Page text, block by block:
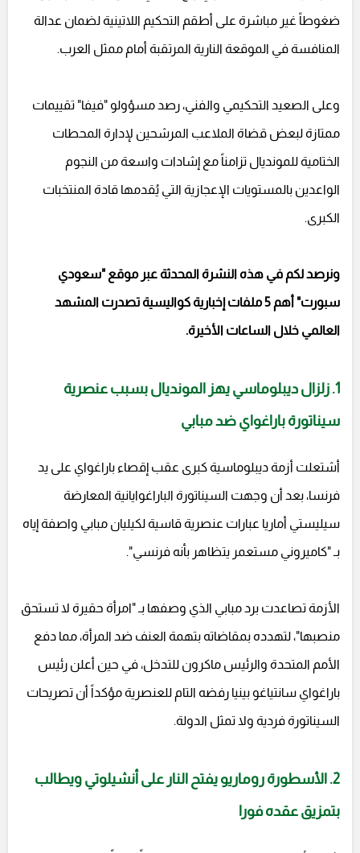
ضغوطاً غير مباشرة على أطقم التحكيم اللاتينية لضمان عدالة
المنافسة في الموقعة النارية المرتقبة أمام ممثل العرب.
وعلى الصعيد التحكيمي والفني، رصد مسؤولو "فيفا" تقييمات
ممتازة لبعض قضاة الملاعب المرشحين لإدارة المحطات
الختامية للمونديال تزامناً مع إشادات واسعة من النجوم
الواعدين بالمستويات الإعجازية التي يُقدمها قادة المنتخبات
الكبرى.
ونرصد لكم في هذه النشرة المحدثة عبر موقع "سعودي
سبورت" أهم 5 ملفات إخبارية كواليسية تصدرت المشهد
العالمي خلال الساعات الأخيرة.
1. زلزال ديبلوماسي يهز المونديال بسبب عنصرية
سيناتورة باراغواي ضد مبابي
أشتعلت أزمة ديبلوماسية كبرى عقب إقصاء باراغواي على يد
فرنسا، بعد أن وجهت السيناتورة الباراغوايانية المعارضة
سيليستي أماريا عبارات عنصرية قاسية لكيليان مبابي واصفة إياه
بـ "كاميروني مستعمر يتظاهر بأنه فرنسي".
الأزمة تصاعدت برد مبابي الذي وصفها بـ "امرأة حقيرة لا تستحق
منصبها"، لتهدده بمقاضاته بتهمة العنف ضد المرأة، مما دفع
الأمم المتحدة والرئيس ماكرون للتدخل، في حين أعلن رئيس
باراغواي سانتياغو بينيا رفضه التام للعنصرية مؤكداً أن تصريحات
السيناتورة فردية ولا تمثل الدولة.
2. الأسطورة روماريو يفتح النار على أنشيلوتي ويطالب
بتمزيق عقده فورا